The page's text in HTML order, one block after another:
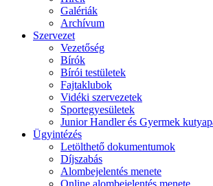
Galériák
Archívum
Szervezet
Vezetőség
Bírók
Bírói testületek
Fajtaklubok
Vidéki szervezetek
Sportegyesületek
Junior Handler és Gyermek
Ügyintézés
Letölthető dokumentumok
Díjszabás
Alombejelentés menete
Online alombejelentés menete